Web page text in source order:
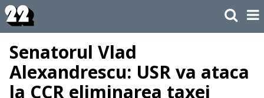
Senatorul Vlad
Alexandrescu: USR va ataca
la CCR eliminarea taxei